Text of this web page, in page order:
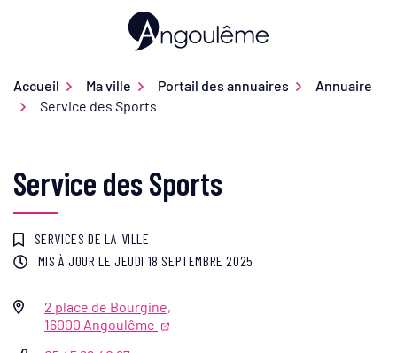
Ville d'Angoulême
Accueil Ma ville Portail des annuaires
Annuaire
Service des Sports
Service des Sports
SERVICES DE LA VILLE
MIS À JOUR LE JEUDI 18 SEPTEMBRE 2025
Infos utiles
2 place de Bourgine,
16000 Angoulême